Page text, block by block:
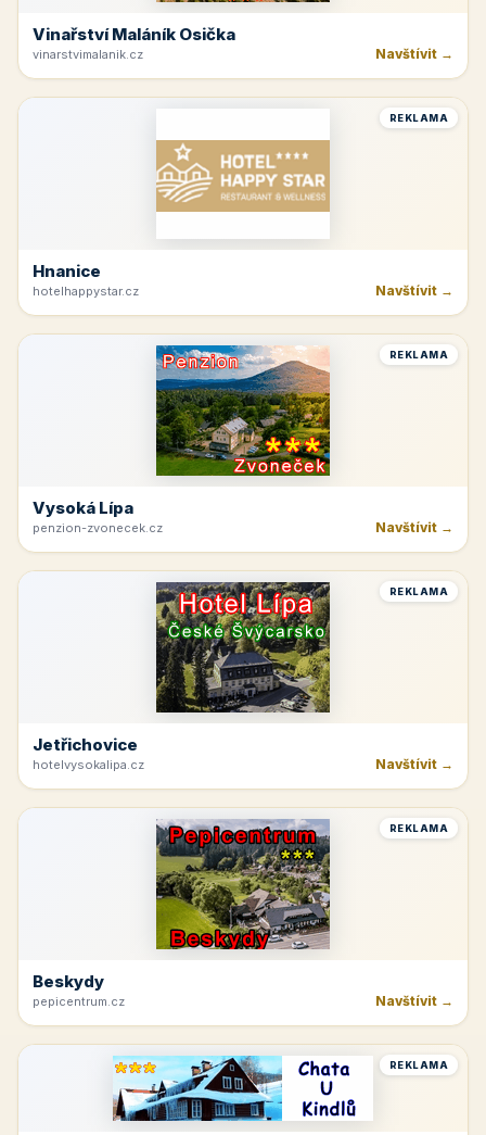
Vinařství Maláník Osička
vinarstvimalanik.cz Navštívit →
REKLAMA
Hnanice
hotelhappystar.cz Navštívit →
REKLAMA
Vysoká Lípa
penzion-zvonecek.cz Navštívit →
REKLAMA
Jetřichovice
hotelvysokalipa.cz Navštívit →
REKLAMA
Beskydy
pepicentrum.cz Navštívit →
REKLAMA